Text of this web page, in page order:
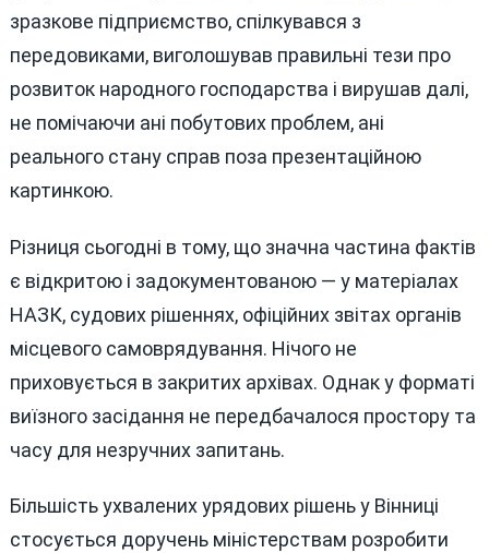
зразкове підприємство, спілкувався з
передовиками, виголошував правильні тези про
розвиток народного господарства і вирушав далі,
не помічаючи ані побутових проблем, ані
реального стану справ поза презентаційною
картинкою.
Різниця сьогодні в тому, що значна частина фактів
є відкритою і задокументованою — у матеріалах
НАЗК, судових рішеннях, офіційних звітах органів
місцевого самоврядування. Нічого не
приховується в закритих архівах. Однак у форматі
виїзного засідання не передбачалося простору та
часу для незручних запитань.
Більшість ухвалених урядових рішень у Вінниці
стосується доручень міністерствам розробити